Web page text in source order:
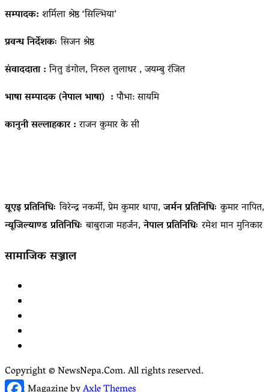
सम्पादक: शर्मिला श्रेष्ठ ‘सिल्भिया’
प्रवन्ध निर्देशकःसिजन श्रेष्ठ
संवाददाता :नितु डंगोल, निरुल तुलाधर , जयम्बु रंजित
भाषा सम्पादक (नेपाल भाषा) :पौभा: सायमि
कानुनी सल्लाहकार :राजन कुमार के सी
यूएइ प्रतिनिधिः विरेन्द्र नकर्मी, प्रेम कुमार थापा,जर्मन प्रतिनिधिः कुमार नापित,
न्यूजिल्याण्ड प्रतिनिधिः बाबुराजा महर्जन,नेपाल प्रतिनिधिः रमेश मान मुनिकार
सामाजिक सञ्जाल
Copyright © NewsNepa.Com. All rights reserved.
Facebook